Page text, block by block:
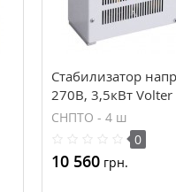
Стабилизатор
270В, 3,5кВт
СНПТО - 4 ш
0
10 560грн.